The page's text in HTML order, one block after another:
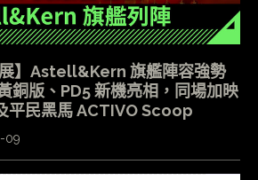
展】Astell&Kern 旗艦陣容強勢
銅版、PD5 新機亮相，同場加映
平民黑馬 ACTIVO Scoop
09